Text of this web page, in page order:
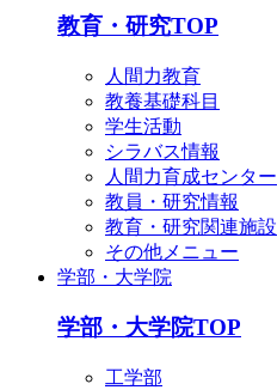
教育・研究TOP
人間力教育
教養基礎科目
学生活動
シラバス情報
人間力育成センター
教員・研究情報
教育・研究関連施設
その他メニュー
学部・大学院
学部・大学院TOP
工学部